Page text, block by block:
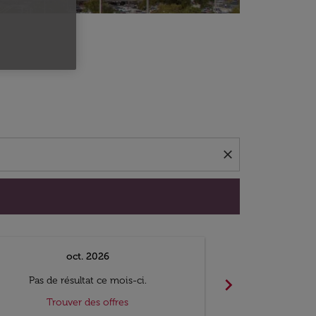
close
oct. 2026
Pas de résultat ce mois-ci.
Trouver des offres
chevron_right